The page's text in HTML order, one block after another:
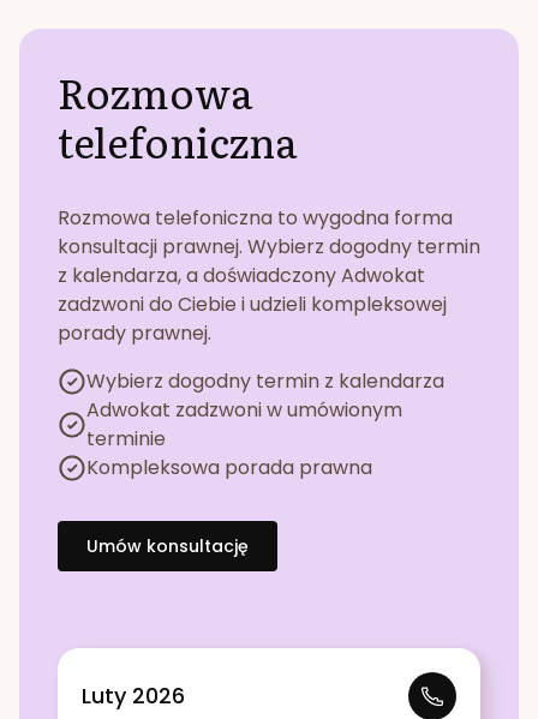
Rozmowa
telefoniczna
Rozmowa telefoniczna to wygodna forma
konsultacji prawnej. Wybierz dogodny termin
z kalendarza, a doświadczony Adwokat
zadzwoni do Ciebie i udzieli kompleksowej
porady prawnej.
Wybierz dogodny termin z kalendarza
Adwokat zadzwoni w umówionym
terminie
Kompleksowa porada prawna
Umów konsultację
Luty 2026